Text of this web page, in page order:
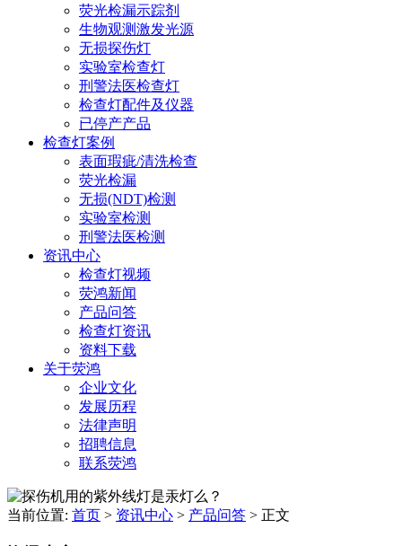
荧光检漏示踪剂
生物观测激发光源
无损探伤灯
实验室检查灯
刑警法医检查灯
检查灯配件及仪器
已停产产品
检查灯案例
表面瑕疵/清洗检查
荧光检漏
无损(NDT)检测
实验室检测
刑警法医检测
资讯中心
检查灯视频
荧鸿新闻
产品问答
检查灯资讯
资料下载
关于荧鸿
企业文化
发展历程
法律声明
招聘信息
联系荧鸿
当前位置: 首页 > 资讯中心 > 产品问答 > 正文